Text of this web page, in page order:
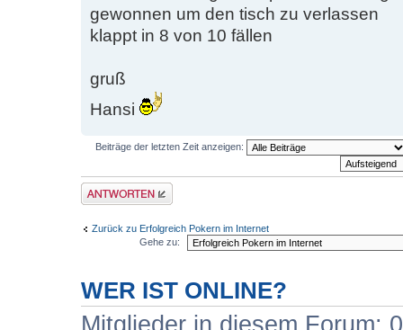
gewonnen um den tisch zu verlassen
klappt in 8 von 10 fällen
gruß
Hansi
Beiträge der letzten Zeit anzeigen:
Antwort erstellen
Zurück zu Erfolgreich Pokern im Internet
Gehe zu:
WER IST ONLINE?
Mitglieder in diesem Forum: